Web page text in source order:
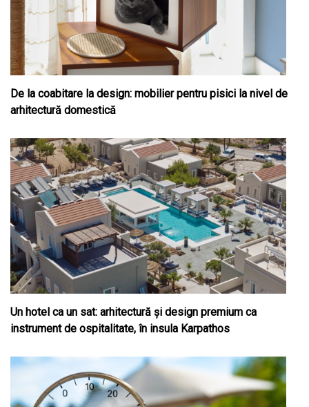
De la coabitare la design: mobilier pentru pisici la nivel de
arhitectură domestică
Un hotel ca un sat: arhitectură și design premium ca
instrument de ospitalitate, în insula Karpathos